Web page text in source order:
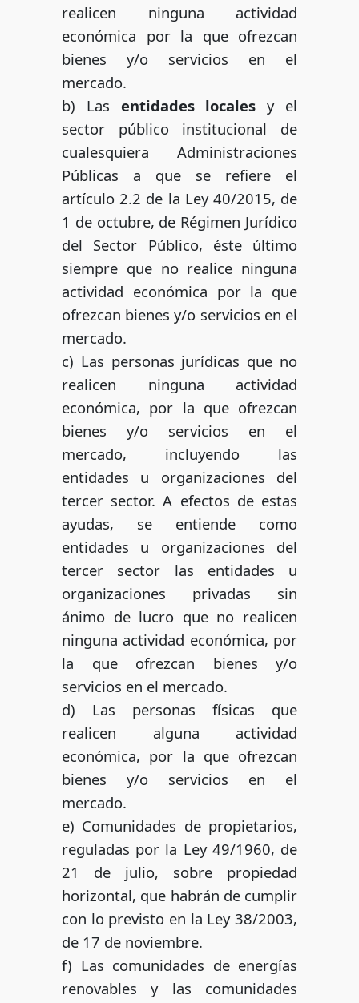
realicen ninguna actividad
económica por la que ofrezcan
bienes y/o servicios en el
mercado.
b) Las entidades locales y el
sector público institucional de
cualesquiera Administraciones
Públicas a que se refiere el
artículo 2.2 de la Ley 40/2015, de
1 de octubre, de Régimen Jurídico
del Sector Público, éste último
siempre que no realice ninguna
actividad económica por la que
ofrezcan bienes y/o servicios en el
mercado.
c) Las personas jurídicas que no
realicen ninguna actividad
económica, por la que ofrezcan
bienes y/o servicios en el
mercado, incluyendo las
entidades u organizaciones del
tercer sector. A efectos de estas
ayudas, se entiende como
entidades u organizaciones del
tercer sector las entidades u
organizaciones privadas sin
ánimo de lucro que no realicen
ninguna actividad económica, por
la que ofrezcan bienes y/o
servicios en el mercado.
d) Las personas físicas que
realicen alguna actividad
económica, por la que ofrezcan
bienes y/o servicios en el
mercado.
e) Comunidades de propietarios,
reguladas por la Ley 49/1960, de
21 de julio, sobre propiedad
horizontal, que habrán de cumplir
con lo previsto en la Ley 38/2003,
de 17 de noviembre.
f) Las comunidades de energías
renovables y las comunidades